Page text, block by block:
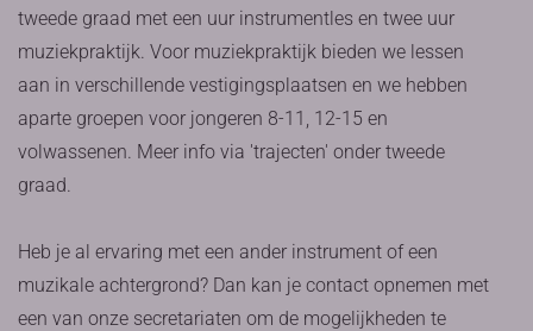
tweede graad met een uur instrumentles en twee uur
muziekpraktijk. Voor muziekpraktijk bieden we lessen
aan in verschillende vestigingsplaatsen en we hebben
aparte groepen voor jongeren 8-11, 12-15 en
volwassenen. Meer info via 'trajecten' onder tweede
graad.
Heb je al ervaring met een ander instrument of een
muzikale achtergrond? Dan kan je contact opnemen met
een van onze secretariaten om de mogelijkheden te